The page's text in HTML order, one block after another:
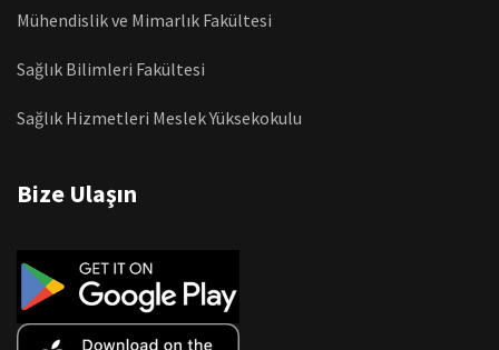
Mühendislik ve Mimarlık Fakültesi
Sağlık Bilimleri Fakültesi
Sağlık Hizmetleri Meslek Yüksekokulu
Bize Ulaşın